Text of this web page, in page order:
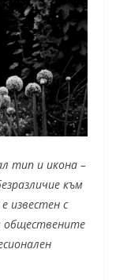
тип и икона –
към
известен с
обществените